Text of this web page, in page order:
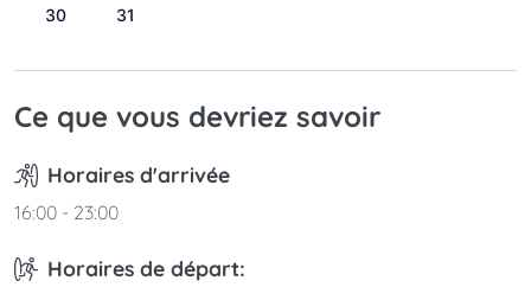
30
31
Ce que vous devriez savoir
Horaires d'arrivée
16:00 - 23:00
Horaires de départ: